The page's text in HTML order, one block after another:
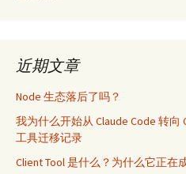
近期文章
Node 生态落后了吗？
我为什么开始从 Claude Code 转向
工具迁移记录
Client Tool 是什么？为什么它正在